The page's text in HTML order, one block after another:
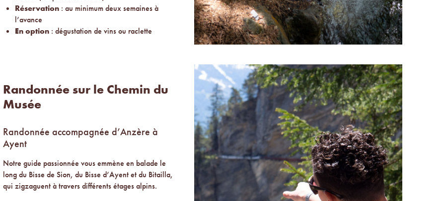
Réservation : au minimum deux semaines à
l’avance
En option : dégustation de vins ou raclette
Randonnée sur le Chemin du
Musée
Randonnée accompagnée d’Anzère à
Ayent
Notre guide passionnée vous emmène en balade le
long du Bisse de Sion, du Bisse d’Ayent et du Bitailla,
qui zigzaguent à travers différents étages alpins.